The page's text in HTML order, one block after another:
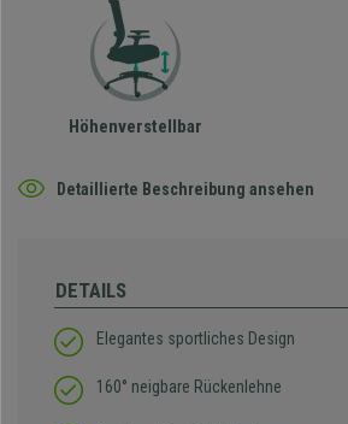
Höhenverstellbar
Detaillierte Beschreibung ansehen
DETAILS
Elegantes sportliches Design
160° neigbare Rückenlehne